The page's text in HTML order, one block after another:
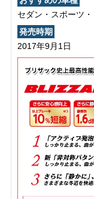
セダン・スポーツ
発売時期
2017年9月1日